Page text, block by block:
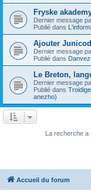
Fryske
Dernier message
Publié dans
Ajouter
Dernier message
Publié dans
Le Breton,
Dernier message
Publié dans
anezho)
La recherche a
Accueil du forum